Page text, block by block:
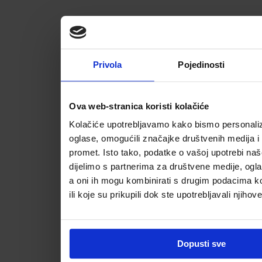
Privola Pojedinosti
Ova web-stranica koristi kolačiće
Kolačiće upotrebljavamo kako bismo
oglase, omogućili značajke društvenih medija i
promet. Isto tako, podatke o vašoj upotrebi
dijelimo s partnerima za društvene medije,
a oni ih mogu kombinirati s drugim podacima
ili koje su prikupili dok ste upotrebljavali
Dopusti sve